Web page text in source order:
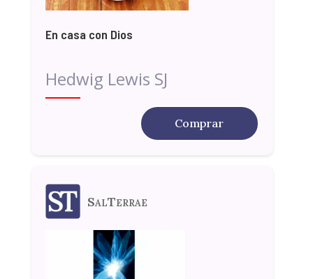
En casa con Dios
Hedwig Lewis SJ
Comprar
SalTerrae